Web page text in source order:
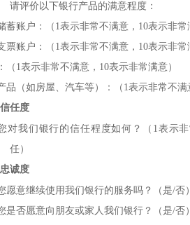
请评价以下银行产品的满意程度：
蓄账户：（ 1表示非常不满意， 10表示非常
票账户：（ 1表示非常不满意， 10表示非常
（ 1表示非常不满意， 10表示非常满意）
品（如房屋、汽车等）：（ 1表示非常不满
信任度
对我们银行的信任程度如何？（ 1表示
任）
忠诚度
愿意继续使用我们银行的服务吗？（是/否）
是否愿意向朋友或家人我们银行？（是/否）